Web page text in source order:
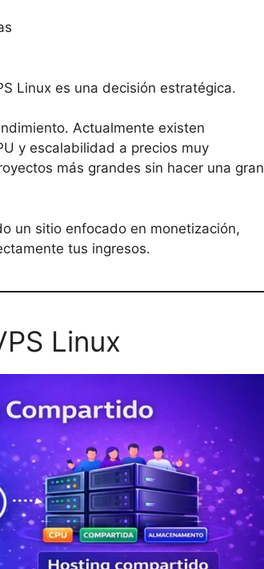
Linux es una decisión estratégica.
Actualmente existen
y escalabilidad a precios muy
más grandes sin hacer una gran
un sitio enfocado en monetización,
tus ingresos.
Linux